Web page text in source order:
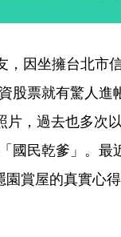
，因坐擁台北市
股票就有驚人進
，過去也多次
國民乾爹」。最
賞屋的真實心得